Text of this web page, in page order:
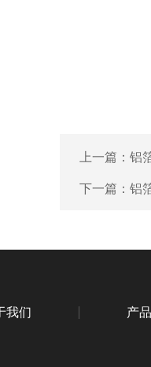
上一篇： 铝
下一篇： 铝
我们 产